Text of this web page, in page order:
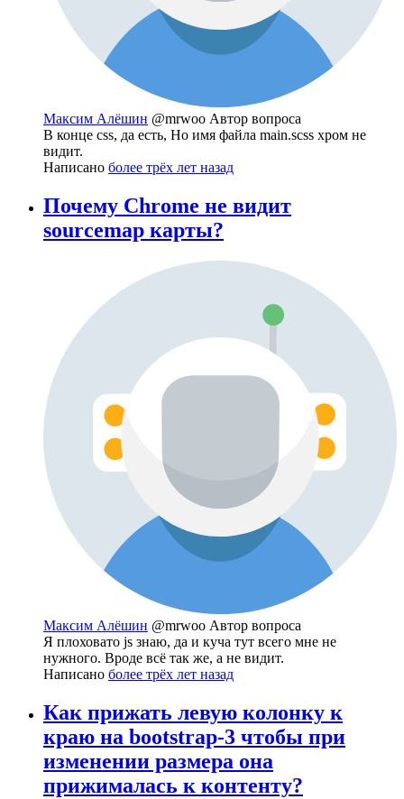
Максим Алёшин @mrwoo Автор вопроса
В конце css, да есть, Но имя файла main.scss хром не
видит.
Написано более трёх лет назад
Почему Chrome не видит
sourcemap карты?
Максим Алёшин @mrwoo Автор вопроса
Я плоховато js знаю, да и куча тут всего мне не
нужного. Вроде всё так же, а не видит.
Написано более трёх лет назад
Как прижать левую колонку к
краю на bootstrap-3 чтобы при
изменении размера она
прижималась к контенту?